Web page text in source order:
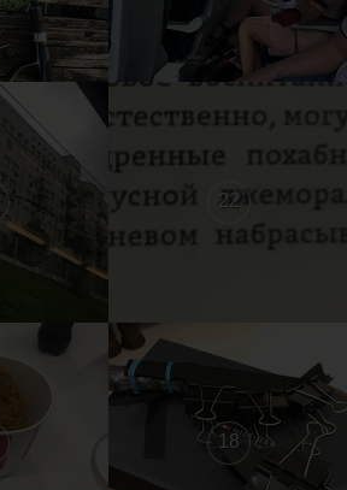
22
18